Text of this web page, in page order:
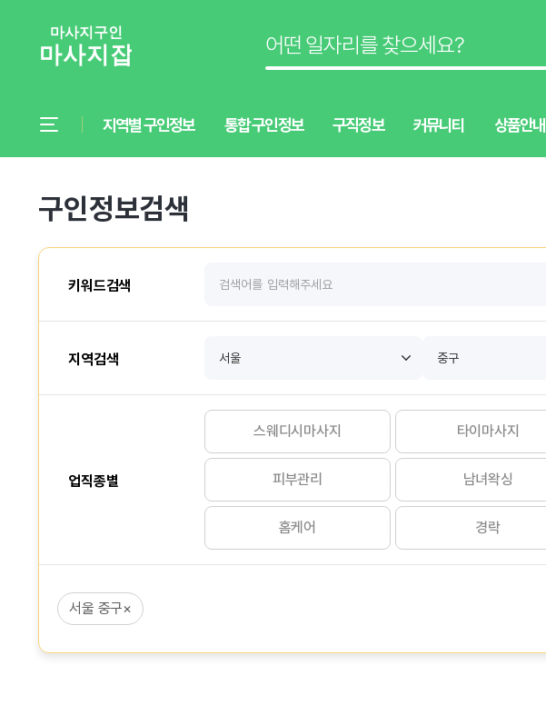
지역별 구인정보 통합 구인정보 구직정보 커뮤니티 상품안내
구인정보검색
키워드검색
지역검색
업직종별
스웨디시마사지 타이마사지
피부관리 남녀왁싱
홈케어 경락
서울 중구×